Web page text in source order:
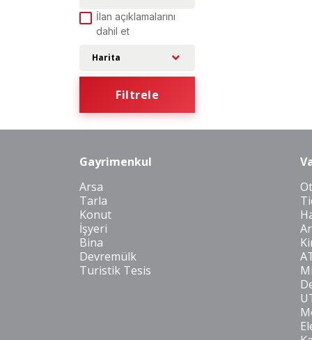
İlan açıklamalarını
dahil et
Harita
Filtrele
Gayrimenkul
Arsa
Tarla
Konut
İşyeri
Bina
Devremülk
Turistik Tesis